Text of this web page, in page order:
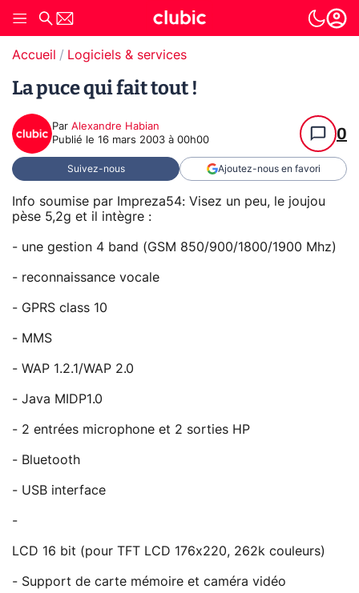
Accueil Logiciels & services
La puce qui fait tout !
Par Alexandre Habian
Publié le 16 mars 2003 à 00h00 0
Suivez-nous Ajoutez-nous en favori
Info soumise par Impreza54: Visez un peu, le joujou
pèse 5,2g et il intègre :
- une gestion 4 band (GSM 850/900/1800/1900 Mhz)
- reconnaissance vocale
- GPRS class 10
- MMS
- WAP 1.2.1/WAP 2.0
- Java MIDP1.0
- 2 entrées microphone et 2 sorties HP
- Bluetooth
- USB interface
-
LCD 16 bit (pour TFT LCD 176x220, 262k couleurs)
- Support de carte mémoire et caméra vidéo